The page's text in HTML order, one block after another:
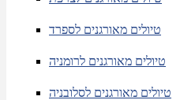
טיולים מאורגנים לספרד
טיולים מאורגנים לרומניה
טיולים מאורגנים לסלובניה